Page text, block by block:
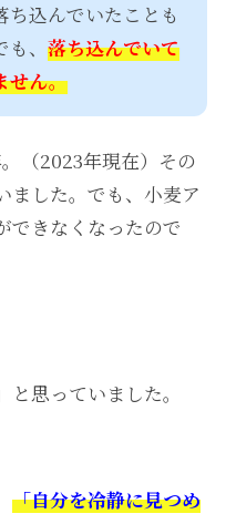
ち込んでいたことも
、 落ち込んでいて
せん。
（2023年現在）その
ました。でも、小麦ア
できなくなったので
思っていました。
「自分を冷静に見つめ